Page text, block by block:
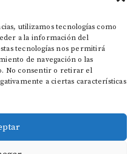
utilizamos tecnologías como
a la información del
tecnologías nos permitirá
de navegación o las
No consentir o retirar el
a ciertas características